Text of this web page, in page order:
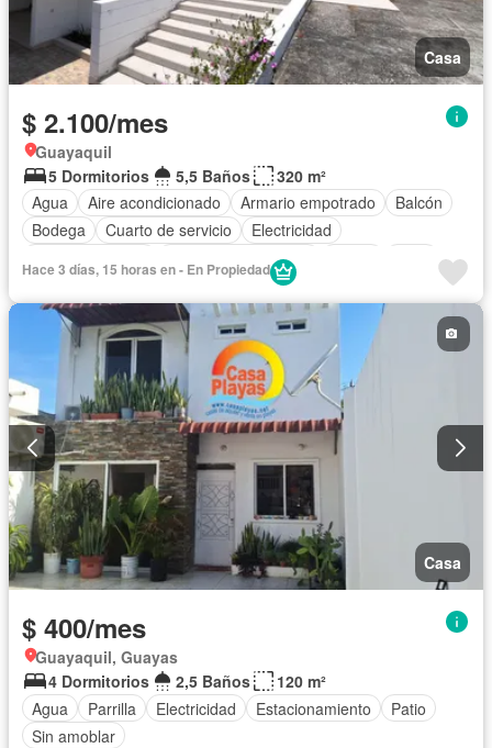
Casa
$ 2.100/mes
Guayaquil
5 Dormitorios
5,5 Baños
320 m²
Agua
Aire acondicionado Armario empotrado
Balcón
Bodega
Cuarto de servicio
Electricidad
Garita de guardianía
Vista panorámica Completamente amoblado
Hace 3 días, 15 horas en - En Propiedad
Casa
$ 400/mes
Guayaquil, Guayas
4 Dormitorios
2,5 Baños
120 m²
Agua
Parrilla Electricidad Estacionamiento
Patio
Sin amoblar